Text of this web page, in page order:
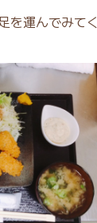
を運んでみてく